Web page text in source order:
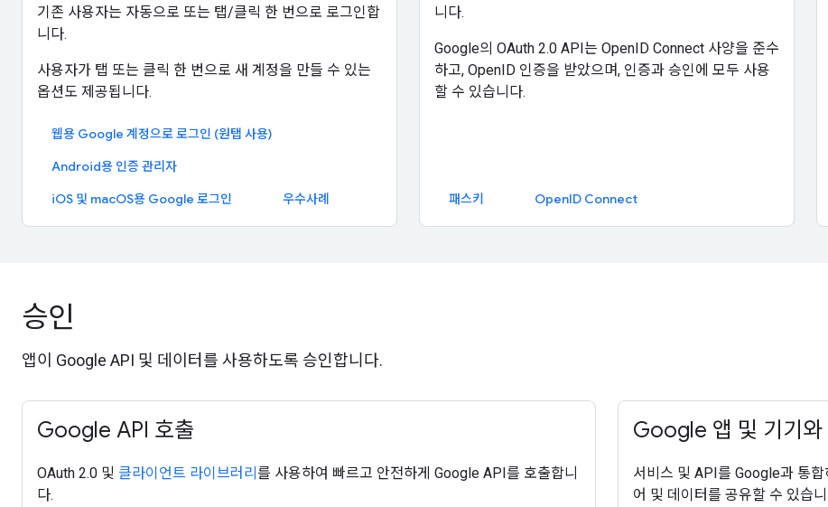
기존 사용자는 자동으로 또는 탭/클릭 한 번으로 로그인합
니다.
사용자가 탭 또는 클릭 한 번으로 새 계정을 만들 수 있는
옵션도 제공됩니다.
웹용 Google 계정으로 로그인 (원탭 사용)
Android용 인증 관리자
iOS 및 macOS용 Google 로그인
우수사례
니다.
Google의 OAuth 2.0 API는 OpenID Connect 사양을 준수
하고, OpenID 인증을 받았으며, 인증과 승인에 모두 사용
할 수 있습니다.
패스키 OpenID Connect
승인
앱이 Google API 및 데이터를 사용하도록 승인합니다.
Google API 호출
OAuth 2.0 및 클라이언트 라이브러리 를 사용하여 빠르고 안전하게 Google API를 호출합니
다.
Google 앱 및 기기와
서비스 및 API를 Google과 통합
어 및 데이터를 공유할 수 있습